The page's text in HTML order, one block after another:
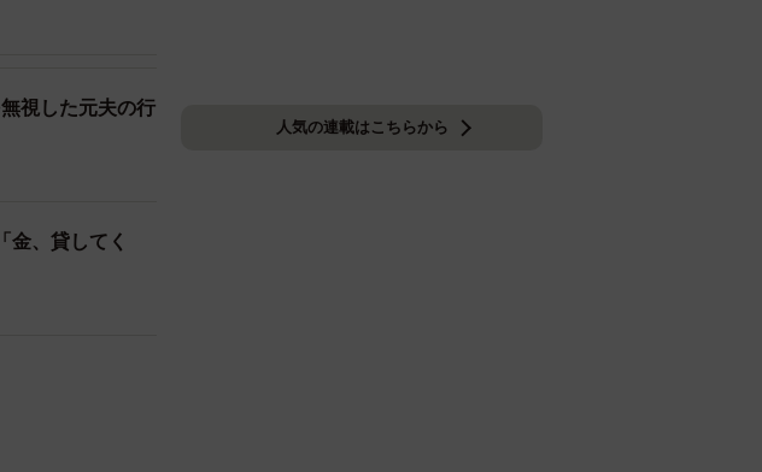
いBさんは、日
婚はすべて自ら
ともやるせな
視した元夫の行
金、貸してく
人気の連載はこちらから